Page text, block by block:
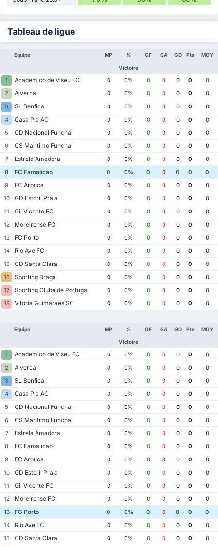
Tableau de ligue
Equipe MP %
Victoire
GF GA GD Pts MOY
1 Academico de Viseu FC 0 0% 0 0 0 0
0
2
Alverca 0 0% 0 0 0 0
0
3
SL Benfica 0 0% 0 0 0 0
0
4
Casa Pia AC 0 0% 0 0 0 0
0
5
CD Nacional Funchal 0 0% 0 0 0 0
0
6
CS Maritimo Funchal 0 0% 0 0 0 0
0
7
Estrela Amadora 0 0% 0 0 0 0
0
8
FC Famalicao 0 0% 0 0 0 0
0
9
FC Arouca 0 0% 0 0 0 0
0
10
GD Estoril Praia 0 0% 0 0 0 0
0
11
Gil Vicente FC 0 0% 0 0 0 0
0
12
Moreirense FC 0 0% 0 0 0 0
0
13
FC Porto 0 0% 0 0 0 0
0
14
Rio Ave FC 0 0% 0 0 0 0
0
15
CD Santa Clara 0 0% 0 0 0 0
0
16
Sporting Braga 0 0% 0 0 0 0
0
17
Sporting Clube de Portugal 0 0% 0 0 0 0
0
18
Vitoria Guimaraes SC 0 0% 0 0 0 0 0
Equipe MP %
Victoire
GF GA GD Pts MOY
1 Academico de Viseu FC 0 0% 0 0 0 0
0
2
Alverca 0 0% 0 0 0 0
0
3
SL Benfica 0 0% 0 0 0 0
0
4
Casa Pia AC 0 0% 0 0 0 0
0
5
CD Nacional Funchal 0 0% 0 0 0 0
0
6
CS Maritimo Funchal 0 0% 0 0 0 0
0
7
Estrela Amadora 0 0% 0 0 0 0
0
8
FC Famalicao 0 0% 0 0 0 0
0
9
FC Arouca 0 0% 0 0 0 0
0
10
GD Estoril Praia 0 0% 0 0 0 0
0
11
Gil Vicente FC 0 0% 0 0 0 0
0
12
Moreirense FC 0 0% 0 0 0 0
0
13
FC Porto 0 0% 0 0 0 0
0
14
Rio Ave FC 0 0% 0 0 0 0
0
15
CD Santa Clara 0 0% 0 0 0 0
0